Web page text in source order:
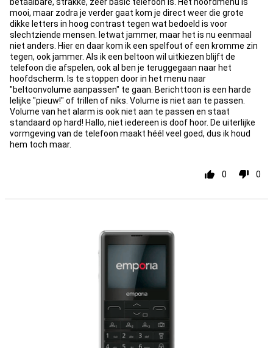
mooi, maar zodra je verder gaat kom je direct weer die grote
dikke letters in hoog contrast tegen wat bedoeld is voor
slechtziende mensen. Ietwat jammer, maar het is nu eenmaal
niet anders. Hier en daar kom ik een spelfout of een kromme zin
tegen, ook jammer. Als ik een beltoon wil uitkiezen blijft de
telefoon die afspelen, ook al ben je teruggegaan naar het
hoofdscherm. Is te stoppen door in het menu naar
"beltoonvolume aanpassen" te gaan. Berichttoon is een harde
lelijke "pieuw!" of trillen of niks. Volume is niet aan te passen.
Volume van het alarm is ook niet aan te passen en staat
standaard op hard! Hallo, niet iedereen is doof hoor. De uiterlijke
vormgeving van de telefoon maakt héél veel goed, dus ik houd
hem toch maar.
0 0